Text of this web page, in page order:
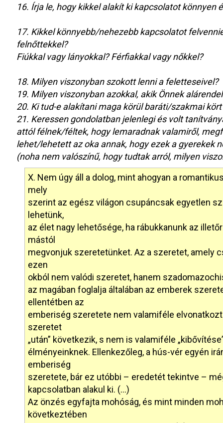
16. Írja le, hogy kikkel alakít ki kapcsolatot könnyen
17. Kikkel könnyebb/nehezebb kapcsolatot
felnőttekkel?
Fiúkkal vagy lányokkal? Férfiakkal vagy nőkkel?
18. Milyen viszonyban szokott lenni a feletteseivel?
19. Milyen viszonyban azokkal, akik Önnek
20. Ki tud-e alakítani maga körül baráti/szakmai
21. Keressen gondolatban jelenlegi és volt
attól félnek/féltek, hogy lemaradnak valamiről,
lehet/lehetett az oka annak, hogy ezek a gyerekek
(noha nem valószínű, hogy tudtak arról, milyen
X. Nem úgy áll a dolog, mint ahogyan a
mely
szerint az egész világon csupáncsak egyetlen
lehetünk,
az élet nagy lehetősége, ha rábukkanunk az
mástól
megvonjuk szeretetünket. Az a szeretet, amely
ezen
okból nem valódi szeretet, hanem
az magában foglalja általában az emberek
ellentétben az
emberiség szeretete nem valamiféle
szeretet
„után” következik, s nem is valamiféle
élményeinknek. Ellenkezőleg, a hús-vér egyén
emberiség
szeretete, bár ez utóbbi – eredetét tekintve –
kapcsolatban alakul ki. (…)
Az önzés egyfajta mohóság, és mint minden
következtében